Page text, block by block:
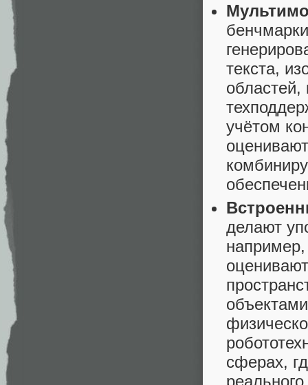
текста,
областей,
учётом
делают
например,
сферах,